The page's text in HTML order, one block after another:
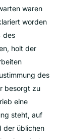
waren
worden
des
holt der
des
besorgt zu
eine
steht, auf
der üblichen